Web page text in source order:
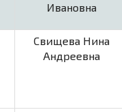
Ивановна
Свищева Нина
Андреевна